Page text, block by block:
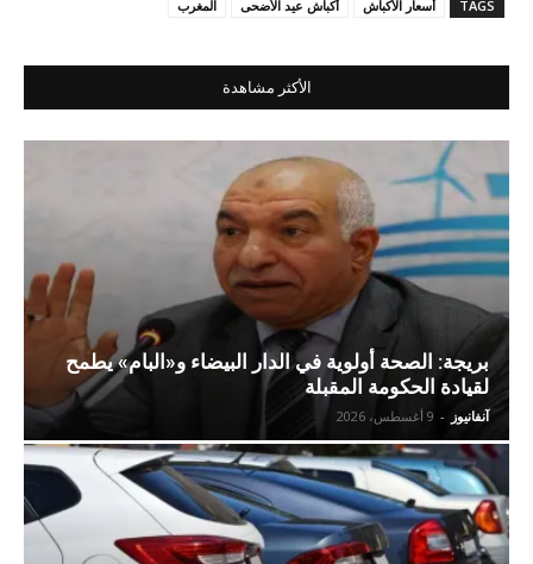
TAGS أسعار الأكباش أكباش عيد الأضحى المغرب
الأكثر مشاهدة
بريجة: الصحة أولوية في الدار البيضاء و«البام» يطمح
لقيادة الحكومة المقبلة
آنفانيوز - 9 أغسطس، 2026